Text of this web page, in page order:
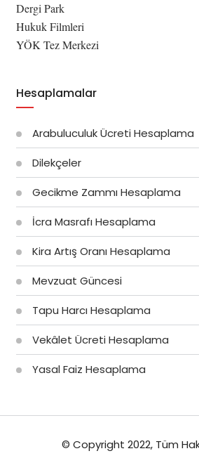
Dergi Park
Hukuk Filmleri
YÖK Tez Merkezi
Hesaplamalar
Arabuluculuk Ücreti Hesaplama
Dilekçeler
Gecikme Zammı Hesaplama
İcra Masrafı Hesaplama
Kira Artış Oranı Hesaplama
Mevzuat Güncesi
Tapu Harcı Hesaplama
Vekâlet Ücreti Hesaplama
Yasal Faiz Hesaplama
© Copyright 2022, Tüm